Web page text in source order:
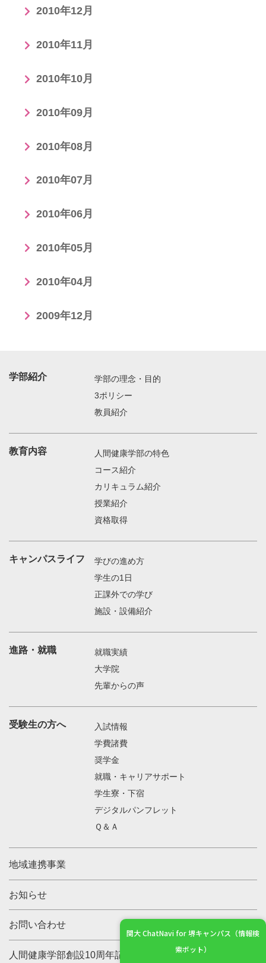
2010年12月
2010年11月
2010年10月
2010年09月
2010年08月
2010年07月
2010年06月
2010年05月
2010年04月
2009年12月
関大 ChatNavi for 堺キャンパス（情報検
索ボット）
学部紹介
学部の理念・目的
3ポリシー
教員紹介
教育内容
人間健康学部の特色
コース紹介
カリキュラム紹介
授業紹介
資格取得
キャンパスライフ
学びの進め方
学生の1日
正課外での学び
施設・設備紹介
進路・就職
就職実績
大学院
先輩からの声
受験生の方へ
入試情報
学費諸費
奨学金
就職・キャリアサポート
学生寮・下宿
デジタルパンフレット
Ｑ＆Ａ
地域連携事業
お知らせ
お問い合わせ
人間健康学部創設10周年記念事業